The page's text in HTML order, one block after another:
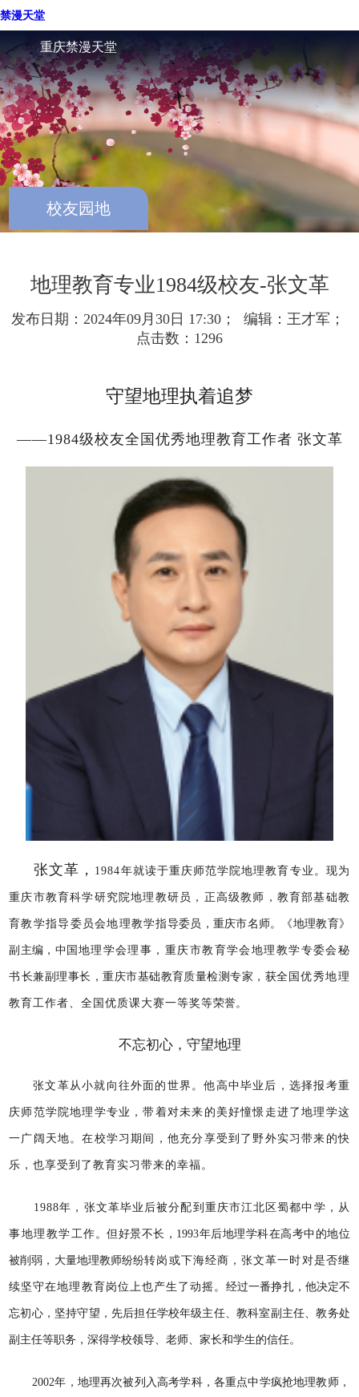
禁漫天堂现代智慧旅游产业学院
重庆禁漫天堂
校友园地
地理教育专业1984级校友-张文革
发布日期：2024年09月30日 17:30； 编辑：王才军；
点击数： 1296
守望地理执着追梦
——1984级校友全国优秀地理教育工作者 张文革
张文革， 1984年就读于重庆师范学院地理教育专业。现为
重庆市教育科学研究院地理教研员，正高级教师，教育部基础教
育教学指导委员会地理教学指导委员，重庆市名师。《地理教育》
副主编，中国 地理学会理事，重庆市教育学会地理教学专委会秘
书 长兼副理事长，重庆市基础教育质量检测专家，获全 国优秀地理
教育工作者、全国优质课大赛一等奖等荣誉。
不忘初心，守望地理
张文革从小就向往外面的世界。他高中毕业后，选择报考重
庆师范学院地理 学专业，带着对未来的美好憧憬走进了地理学这
一广阔天地。在校学习期间，他充分享受到了野外实习带来的快
乐，也享受到了教育实习带来的幸福。
1988年，张文革毕业后被分配到重庆市江北区蜀都中学，从
事地理教学工作。但好景不长， 1993年后地理学科在高考中的地位
被削弱，大量地理教师纷纷转岗或下海经商，张文革一时对是否继
续坚守在地理 教育岗位上也产生了动摇。经过一番挣扎，他决定不
忘初心，坚持守望，先后担任学校年级主任、教科室副 主任、教务处
副主任等职务，深得学校领导、老师、家长和学生的信任。
2002年，地理再次被列入高考学科，各重点中学疯抢地理教师，